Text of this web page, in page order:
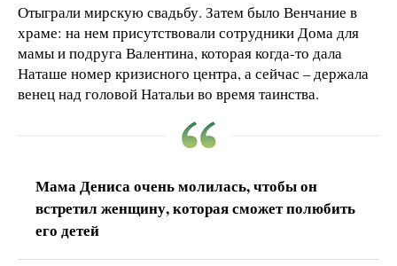
Отыграли мирскую свадьбу. Затем было Венчание в
храме: на нем присутствовали сотрудники Дома для
мамы и подруга Валентина, которая когда-то дала
Наташе номер кризисного центра, а сейчас – держала
венец над головой Натальи во время таинства.
Мама Дениса очень молилась, чтобы он
встретил женщину, которая сможет полюбить
его детей